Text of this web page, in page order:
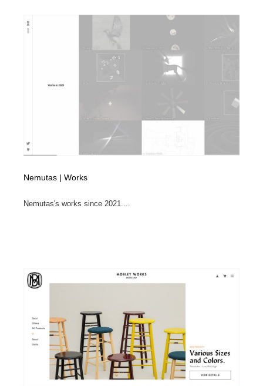
Nemutas | Works
Nemutas's works since 2021....